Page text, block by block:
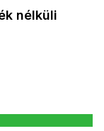
nélküli